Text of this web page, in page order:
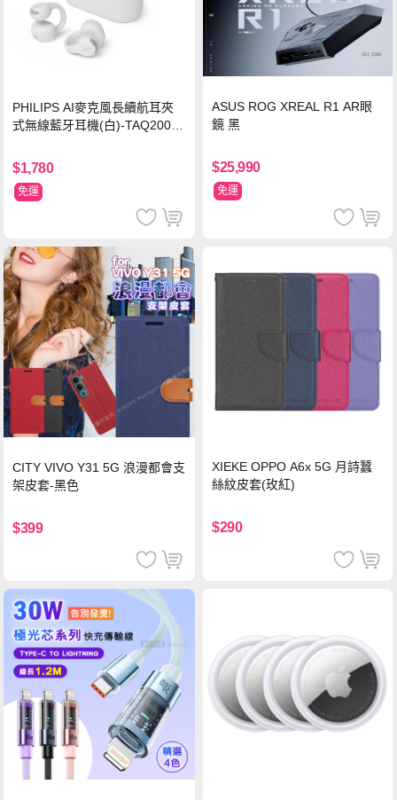
PHILIPS AI麥克風長續航耳夾
式無線藍牙耳機(白)-TAQ2000
$1,780
免運
ASUS ROG XREAL R1 AR眼
鏡 黑
$25,990
免運
CITY VIVO Y31 5G 浪漫都會支
架皮套-黑色
$399
XIEKE OPPO A6x 5G 月詩蠶
絲紋皮套(玫紅)
$290